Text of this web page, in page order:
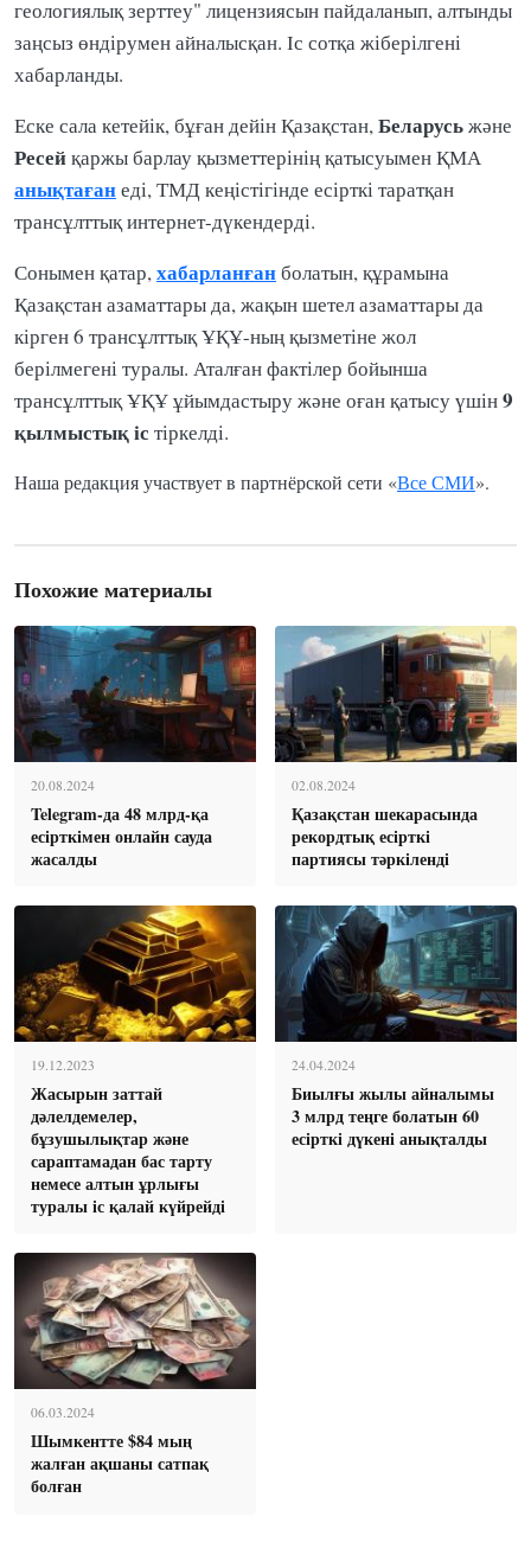
геологиялық зерттеу" лицензиясын пайдаланып, алтынды
заңсыз өндірумен айналысқан. Іс сотқа жіберілгені
хабарланды.
Еске сала кетейік, бұған дейін Қазақстан,Беларусьжәне
Ресейқаржы барлау қызметтерінің қатысуымен ҚМА
анықтағанеді, ТМД кеңістігінде есірткі таратқан
трансұлттық интернет-дүкендерді.
Сонымен қатар,хабарланғанболатын, құрамына
Қазақстан азаматтары да, жақын шетел азаматтары да
кірген 6 трансұлттық ҰҚҰ-ның қызметіне жол
берілмегені туралы. Аталған фактілер бойынша
трансұлттық ҰҚҰ ұйымдастыру және оған қатысу үшін9
қылмыстық іс тіркелді.
Наша редакция участвует в партнёрской сети «Все СМИ».
Похожие материалы
20.08.2024
Telegram-да 48 млрд-қа
есірткімен онлайн сауда
жасалды
02.08.2024
Қазақстан шекарасында
рекордтық есірткі
партиясы тәркіленді
19.12.2023
Жасырын заттай
дәлелдемелер,
бұзушылықтар және
сараптамадан бас тарту
немесе алтын ұрлығы
туралы іс қалай күйрейді
24.04.2024
Биылғы жылы айналымы
3 млрд теңге болатын 60
есірткі дүкені анықталды
06.03.2024
Шымкентте $84 мың
жалған ақшаны сатпақ
болған